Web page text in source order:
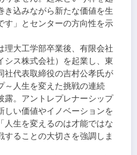
き込みながら新たな価値を生
す」とセンターの方向性を示
大工学部卒業後、有限会社
シス株式会社）を起業し、東
社代表取締役の吉村公孝氏が
～人生を変えた挑戦の連続
露。アントレプレナーシップ
しい価値やイノベーションを
人生を変えるのは才能ではな
することの大切さを強調しま